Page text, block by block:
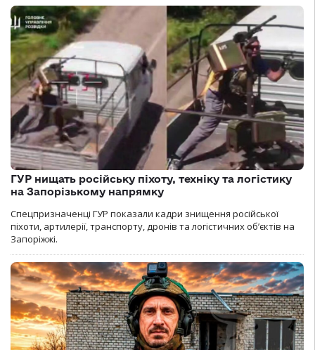
ГУР нищать російську піхоту, техніку та логістику
на Запорізькому напрямку
Спецпризначенці ГУР показали кадри знищення російської
піхоти, артилерії, транспорту, дронів та логістичних об’єктів на
Запоріжжі.